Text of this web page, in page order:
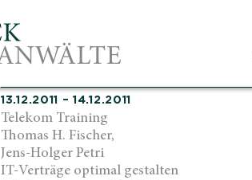
13.12.2011 – 14.12.2011
Telekom Training
Thomas H. Fischer,
Jens-Holger Petri
IT-Verträge optimal gestalten